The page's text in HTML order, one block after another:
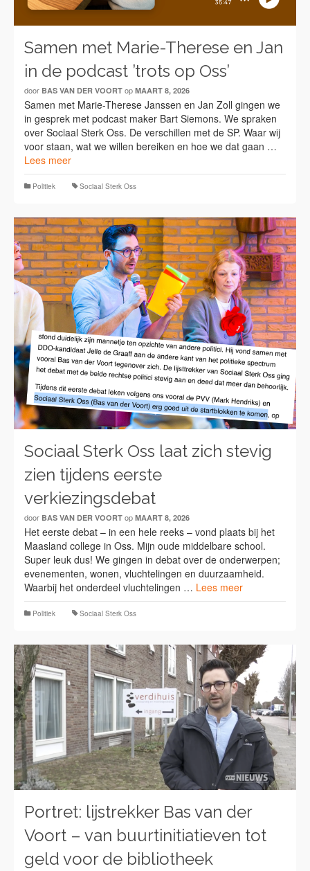
Samen met Marie-Therese en Jan
in de podcast ’trots op Oss’
door BAS VAN DER VOORT op MAART 8, 2026
Samen met Marie-Therese Janssen en Jan Zoll gingen we
in gesprek met podcast maker Bart Siemons. We spraken
over Sociaal Sterk Oss. De verschillen met de SP. Waar wij
voor staan, wat we willen bereiken en hoe we dat gaan …
Lees meer
Politiek Sociaal Sterk Oss
Sociaal Sterk Oss laat zich stevig
zien tijdens eerste
verkiezingsdebat
door BAS VAN DER VOORT op MAART 8, 2026
Het eerste debat – in een hele reeks – vond plaats bij het
Maasland college in Oss. Mijn oude middelbare school.
Super leuk dus! We gingen in debat over de onderwerpen;
evenementen, wonen, vluchtelingen en duurzaamheid.
Waarbij het onderdeel vluchtelingen … Lees meer
Politiek Sociaal Sterk Oss
Portret: lijstrekker Bas van der
Voort – van buurtinitiatieven tot
geld voor de bibliotheek